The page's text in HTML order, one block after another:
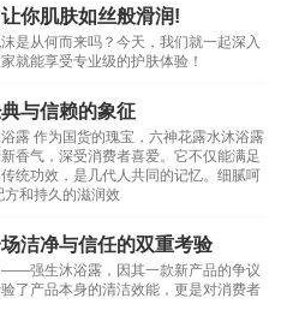
你肌肤如丝般滑润!
是从何而来吗？今天，我们就一起深入
就能享受专业级的护肤体验！
与信赖的象征
露 作为国货的瑰宝，六神花露水沐浴露
香气，深受消费者喜爱。它不仅能满足
统功效，是几代人共同的记忆。细腻呵
和持久的滋润效
洁净与信任的双重考验
强生沐浴露，因其一款新产品的争议
了产品本身的清洁效能，更是对消费者